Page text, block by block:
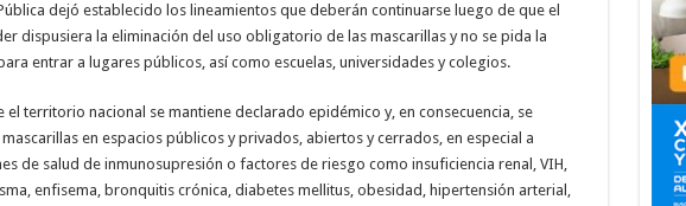
dejó establecido los lineamientos que deberán continuarse luego de que el
dispusiera la eliminación del uso obligatorio de las mascarillas y no se pida la
entrar a lugares públicos, así como escuelas, universidades y colegios.
el territorio nacional se mantiene declarado epidémico y, en consecuencia, se
en espacios públicos y privados, abiertos y cerrados, en especial a
de salud de inmunosupresión o factores de riesgo como insuficiencia renal, VIH,
enfisema, bronquitis crónica, diabetes mellitus, obesidad, hipertensión arterial,